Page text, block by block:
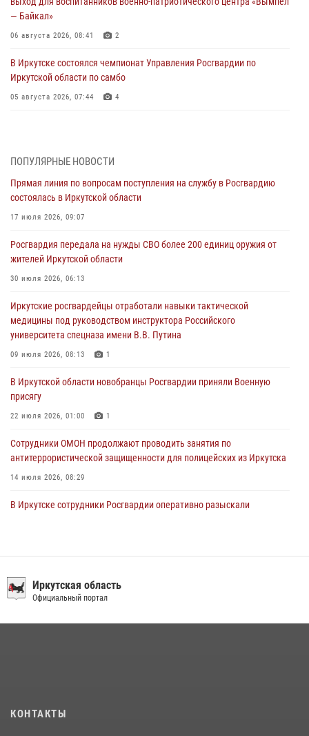
— Байкал»
06 августа 2026, 08:41 2
В Иркутске состоялся чемпионат Управления Росгвардии по
Иркутской области по самбо
05 августа 2026, 07:44 4
04 августа 2026, 07:14 3
Росгвардейцы потушили загоревшийся автомобиль в Иркутске
03 августа 2026, 04:55
Дню Воздушно-десантных войск в Иркутской области
03 августа 2026, 03:32
сердца к сердцу» (видео)
31 июля 2026, 04:37 1
Сотрудники Росгвардии нашли и вернули родственникам
30 июля 2026, 07:37
ПОПУЛЯРНЫЕ НОВОСТИ
Прямая линия по вопросам поступления на службу в Росгвардию
состоялась в Иркутской области
17 июля 2026, 09:07
Росгвардия передала на нужды СВО более 200 единиц оружия от
жителей Иркутской области
30 июля 2026, 06:13
Иркутские росгвардейцы отработали навыки тактической
медицины под руководством инструктора Российского
университета спецназа имени В.В. Путина
09 июля 2026, 08:13 1
В Иркутской области новобранцы Росгвардии приняли Военную
присягу
22 июля 2026, 01:00 1
Сотрудники ОМОН продолжают проводить занятия по
антитеррористической защищенности для полицейских из Иркутска
14 июля 2026, 08:29
В Иркутске сотрудники Росгвардии оперативно разыскали
преступной группы, организовавшей бизнес по оказанию интим-
услуг
поступления на службу в Росгвардию
Иркутская область
Официальный портал
КОНТАКТЫ